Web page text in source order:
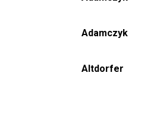
Adamczyk
Altdorfer